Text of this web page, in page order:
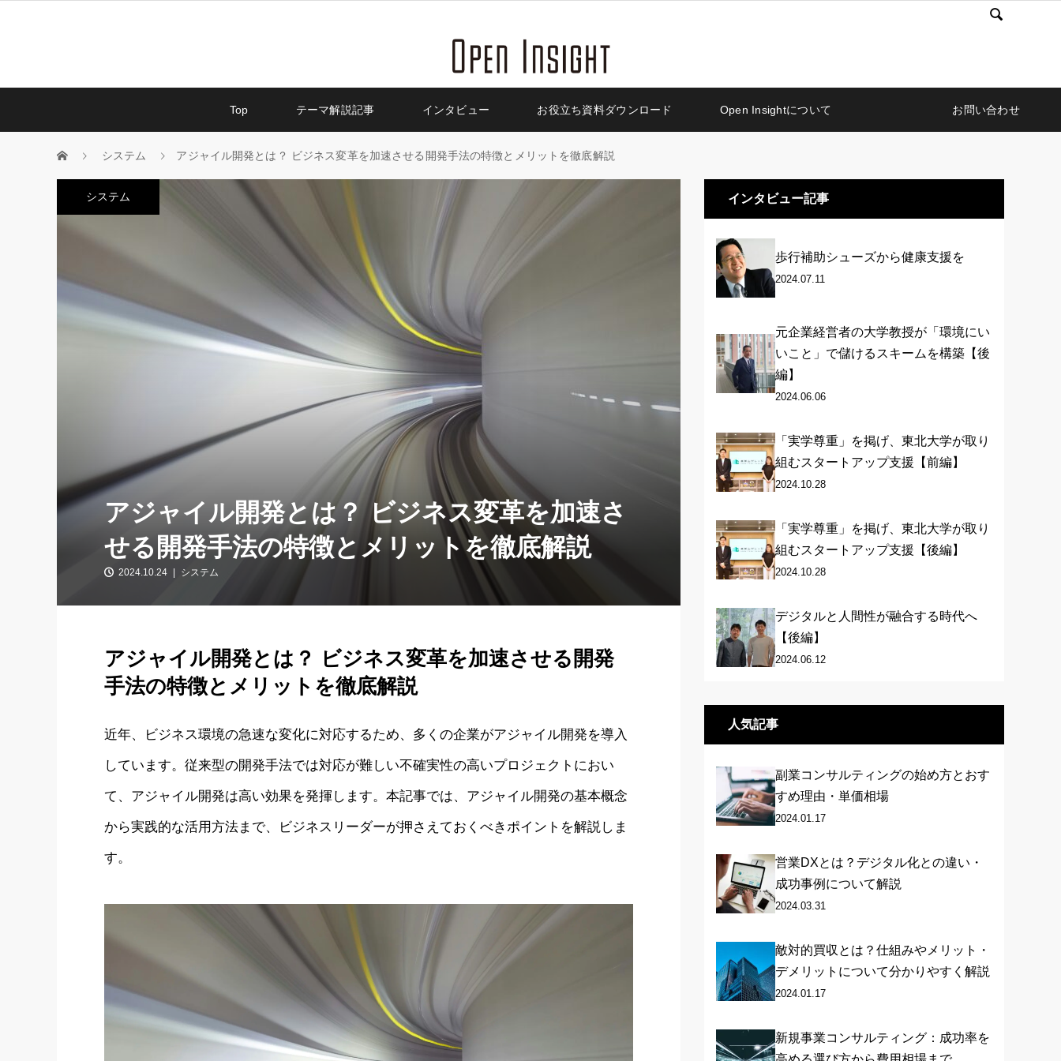

Top テーマ解説記事 インタビュー お役立ち資料ダウンロード Open Insightについて お問い合わせ
システム アジャイル開発とは？ ビジネス変革を加速させる開発手法の特徴とメリットを徹底解説
システム
アジャイル開発とは？ ビジネス変革を加速さ
せる開発手法の特徴とメリットを徹底解説
2024.10.24 システム
アジャイル開発とは？ ビジネス変革を加速させる開発
手法の特徴とメリットを徹底解説
近年、ビジネス環境の急速な変化に対応するため、多くの企業がアジャイル開発を導入
しています。従来型の開発手法では対応が難しい不確実性の高いプロジェクトにおい
て、アジャイル開発は高い効果を発揮します。本記事では、アジャイル開発の基本概念
から実践的な活用方法まで、ビジネスリーダーが押さえておくべきポイントを解説しま
す。
インタビュー記事
歩行補助シューズから健康支援を
2024.07.11
元企業経営者の大学教授が「環境にい
いこと」で儲けるスキームを構築【後
編】
2024.06.06
「実学尊重」を掲げ、東北大学が取り
組むスタートアップ支援【前編】
2024.10.28
「実学尊重」を掲げ、東北大学が取り
組むスタートアップ支援【後編】
2024.10.28
デジタルと人間性が融合する時代へ
【後編】
2024.06.12
人気記事
副業コンサルティングの始め方とおす
すめ理由・単価相場
2024.01.17
営業DXとは？デジタル化との違い・
成功事例について解説
2024.03.31
敵対的買収とは？仕組みやメリット・
デメリットについて分かりやすく解説
2024.01.17
新規事業コンサルティング：成功率を